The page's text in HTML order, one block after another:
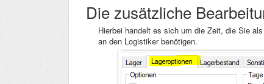
Die zusätzliche
Hierbei handelt es sich um die Zeit, die Sie
an den Logistiker benötigen.